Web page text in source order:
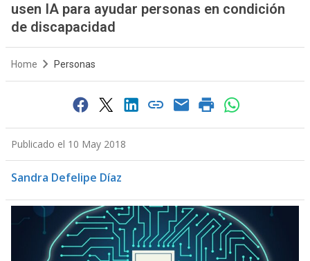
usen IA para ayudar personas en condición
de discapacidad
Home Personas
Publicado el 10 May 2018
Sandra Defelipe Díaz